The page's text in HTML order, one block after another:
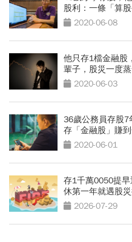
股利：一條「算
2020-06-08
他只存1檔金融股
輩子，股災一度
2020-06-03
36歲公務員存股
存「金融股」賺
2020-06-01
存1千萬0050提
休第一年就遇股
條件2026-07-29